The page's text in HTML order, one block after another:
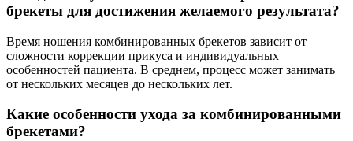
брекеты для достижения желаемого результата?
Время ношения комбинированных брекетов зависит от
сложности коррекции прикуса и индивидуальных
особенностей пациента. В среднем, процесс может занимать
от нескольких месяцев до нескольких лет.
Какие особенности ухода за комбинированными
брекетами?